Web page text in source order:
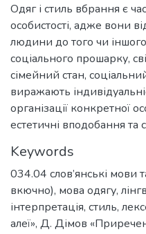
Одяг і стиль вбрання є
особистості, адже вони
людини до того чи
соціального прошарку,
сімейний стан,
виражають
організації конкретної
естетичні вподобання та
Keywords
034.04 слов’янські мови
вкючно), мова одягу,
інтерпретація, стиль,
алеї», Д. Дімов